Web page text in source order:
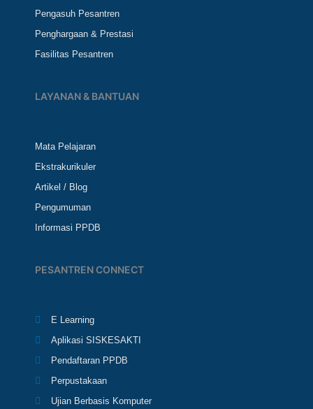
Pengasuh Pesantren
Penghargaan & Prestasi
Fasilitas Pesantren
LAYANAN & BANTUAN
Mata Pelajaran
Ekstrakurikuler
Artikel / Blog
Pengumuman
Informasi PPDB
PESANTREN CONNECT
E Learning
Aplikasi SISKESAKTI
Pendaftaran PPDB
Perpustakaan
Ujian Berbasis Komputer